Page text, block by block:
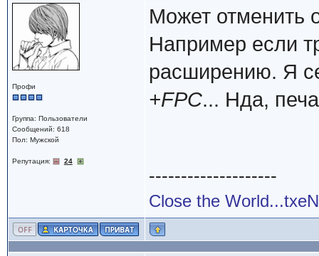
Профи
Группа: Пользователи
Сообщений: 618
Пол: Мужской
Репутация: 24
Может отменить
Например если
расширению. Я
+FPC... Нда,
--------------------
Close the